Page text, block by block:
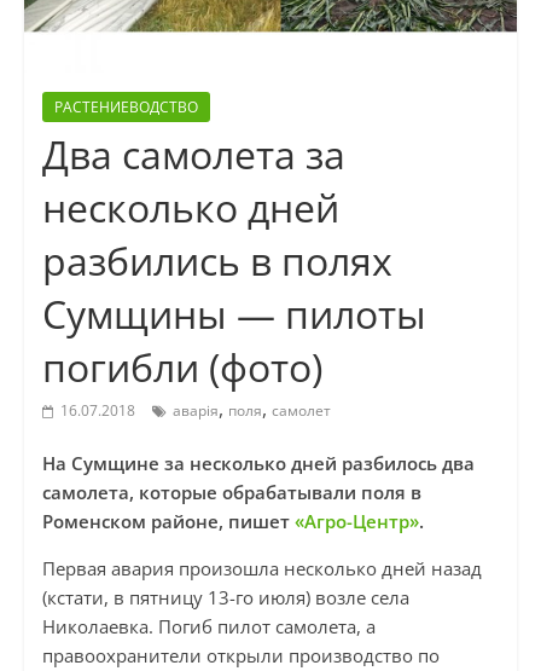
РАСТЕНИЕВОДСТВО
Два самолета за
несколько дней
разбились в полях
Сумщины — пилоты
погибли (фото)
16.07.2018 аварія, поля, самолет
На Сумщине за несколько дней разбилось два
самолета, которые обрабатывали поля в
Роменском районе, пишет «Агро-Центр».
Первая авария произошла несколько дней назад
(кстати, в пятницу 13-го июля) возле села
Николаевка. Погиб пилот самолета, а
правоохранители открыли производство по